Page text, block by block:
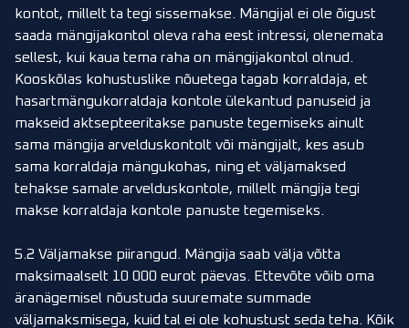
kontot, millelt ta tegi sissemakse. Mängijal ei ole õigust
saada mängijakontol oleva raha eest intressi, olenemata
sellest, kui kaua tema raha on mängijakontol olnud.
Kooskõlas kohustuslike nõuetega tagab korraldaja, et
hasartmängukorraldaja kontole ülekantud panuseid ja
makseid aktsepteeritakse panuste tegemiseks ainult
sama mängija arvelduskontolt või mängijalt, kes asub
sama korraldaja mängukohas, ning et väljamaksed
tehakse samale arvelduskontole, millelt mängija tegi
makse korraldaja kontole panuste tegemiseks.
5.2 Väljamakse piirangud. Mängija saab välja võtta
maksimaalselt 10 000 eurot päevas. Ettevõte võib oma
äranägemisel nõustuda suuremate summade
väljamaksmisega, kuid tal ei ole kohustust seda teha. Kõik